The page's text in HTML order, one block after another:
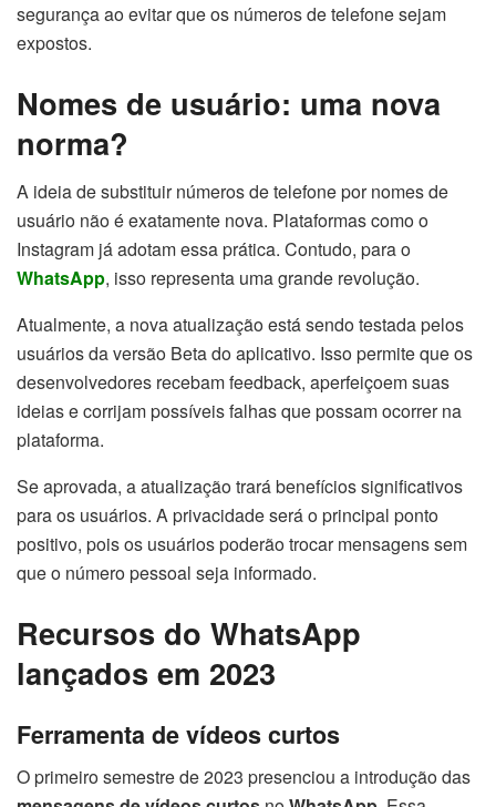
segurança ao evitar que os números de telefone sejam
expostos.
Nomes de usuário: uma nova
norma?
A ideia de substituir números de telefone por nomes de
usuário não é exatamente nova. Plataformas como o
Instagram já adotam essa prática. Contudo, para o
WhatsApp, isso representa uma grande revolução.
Atualmente, a nova atualização está sendo testada pelos
usuários da versão Beta do aplicativo. Isso permite que os
desenvolvedores recebam feedback, aperfeiçoem suas
ideias e corrijam possíveis falhas que possam ocorrer na
plataforma.
Se aprovada, a atualização trará benefícios significativos
para os usuários. A privacidade será o principal ponto
positivo, pois os usuários poderão trocar mensagens sem
que o número pessoal seja informado.
Recursos do WhatsApp
lançados em 2023
Ferramenta de vídeos curtos
O primeiro semestre de 2023 presenciou a introdução das